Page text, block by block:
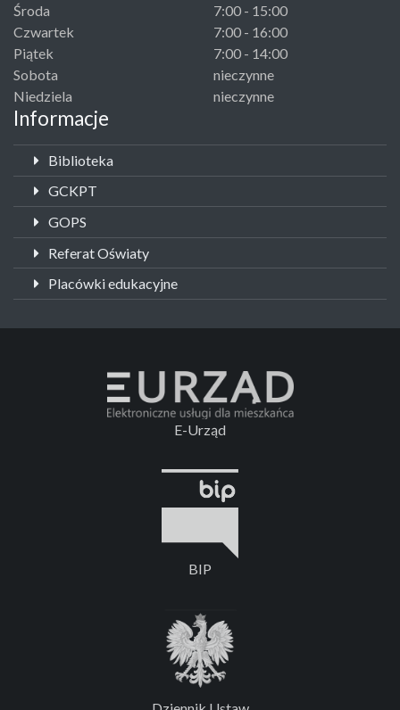
Środa
7:00 - 15:00
Czwartek
7:00 - 16:00
Piątek
7:00 - 14:00
Sobota
nieczynne
Niedziela
nieczynne
Informacje
Biblioteka
GCKPT
GOPS
Referat Oświaty
Placówki edukacyjne
E-Urząd
BIP